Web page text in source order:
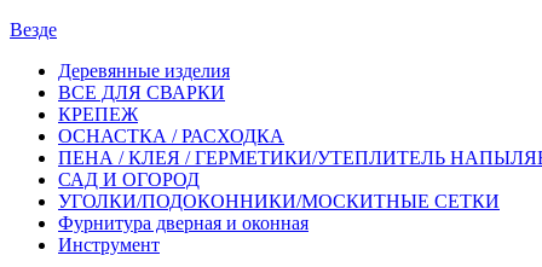
Везде
Деревянные изделия
ВСЕ ДЛЯ СВАРКИ
КРЕПЕЖ
ОСНАСТКА / РАСХОДКА
ПЕНА / КЛЕЯ / ГЕРМЕТИКИ/УТЕПЛИТЕЛЬ
САД И ОГОРОД
УГОЛКИ/ПОДОКОННИКИ/МОСКИТНЫЕ СЕТКИ
Фурнитура дверная и оконная
Инструмент